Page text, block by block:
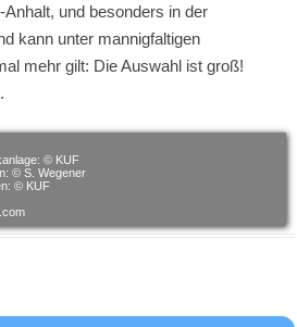
und besonders in der
kann unter mannigfaltigen
mehr gilt: Die Auswahl ist groß!
© KUF
© S. Wegener
© KUF